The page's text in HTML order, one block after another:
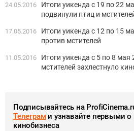
24.05.2016
Итоги уикенда с 19 по 22
подвинули птиц и
17.05.2016
Итоги уикенда с 12 по 15
против мстителей
11.05.2016
Итоги уикенда с 5 по 8
мстителей захлестнуло
Подписывайтесь на
Телеграми узнавайте первыми о
кинобизнеса